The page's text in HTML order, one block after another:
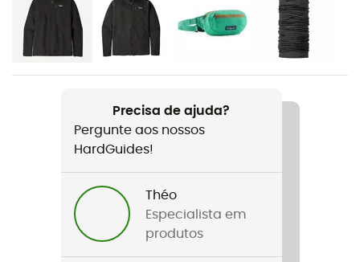
Género
Homem
Peso
Nome do produto
M's Better Sweater Vest
Características
Hip lenght - Inside pockets
Precisa de ajuda?
Pergunte aos nossos
HardGuides!
Théo
Especialista em
produtos